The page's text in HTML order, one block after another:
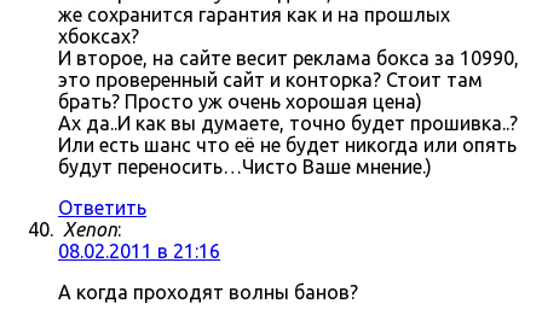
же сохранится гарантия как и на прошлых
хбоксах?
И второе, на сайте весит реклама бокса за 10990,
это проверенный сайт и конторка? Стоит там
брать? Просто уж очень хорошая цена)
Ах да..И как вы думаете, точно будет прошивка..?
Или есть шанс что её не будет никогда или опять
будут переносить…Чисто Ваше мнение.)
Ответить
Xenon:
08.02.2011 в 21:16
А когда проходят волны банов?